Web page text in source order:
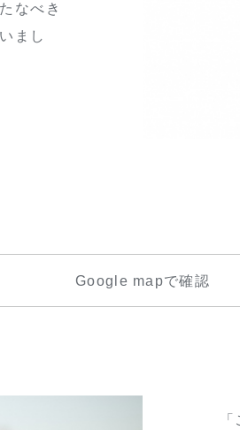
なべき
まし
Google mapで確認